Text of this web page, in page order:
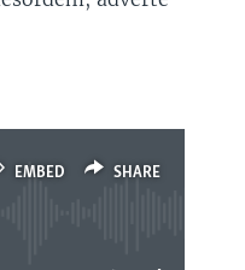
EMBED SHARE